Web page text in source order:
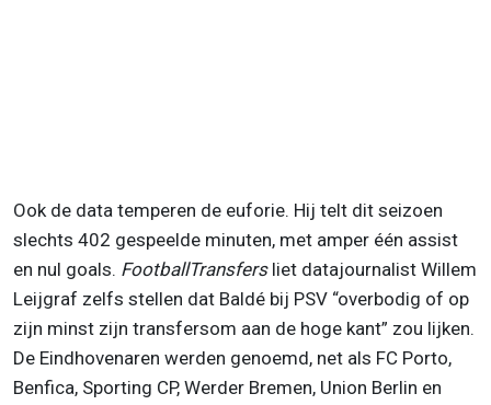
Ook de data temperen de euforie. Hij telt dit seizoen
slechts 402 gespeelde minuten, met amper één assist
en nul goals. FootballTransfersliet datajournalist Willem
Leijgraf zelfs stellen dat Baldé bij PSV “overbodig of op
zijn minst zijn transfersom aan de hoge kant” zou lijken.
De Eindhovenaren werden genoemd, net als FC Porto,
Benfica, Sporting CP, Werder Bremen, Union Berlin en